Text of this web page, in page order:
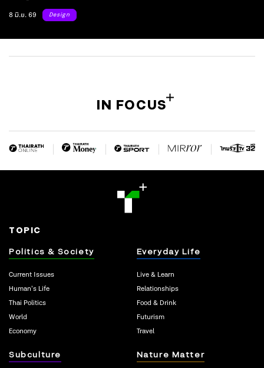
แม่น้ำเจ้าพระยา
8 มิ.ย. 69 Design
IN FOCUS
TOPIC
Politics & Society
Current Issues
Human’s Life
Thai Politics
World
Economy
Everyday Life
Live & Learn
Relationships
Food & Drink
Futurism
Travel
Subculture Nature Matter